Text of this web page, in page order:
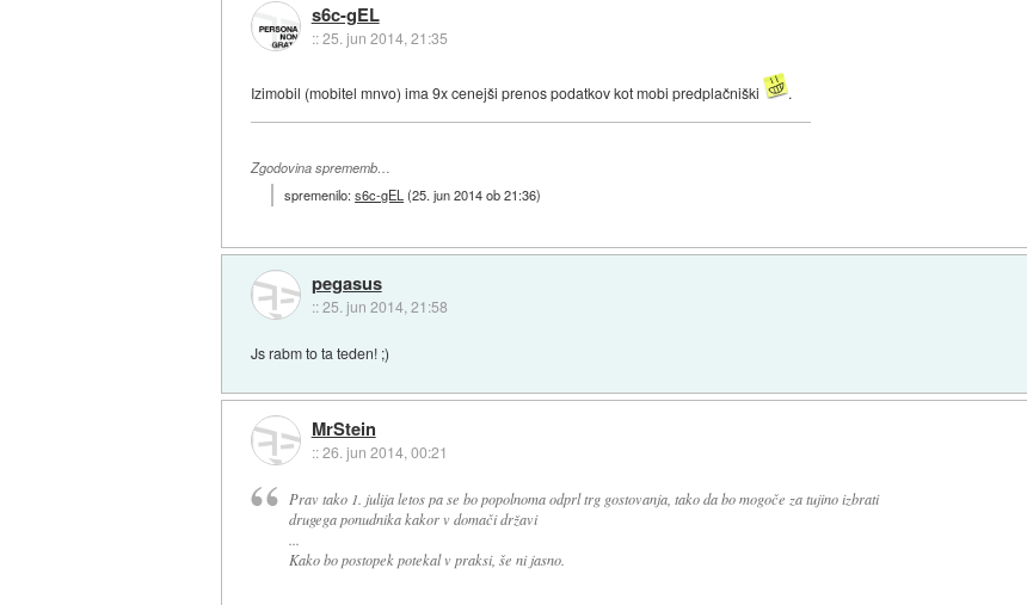
s6c-gEL
::25. jun 2014, 21:35
Izimobil (mobitel mnvo) ima 9x cenejši prenos podatkov kot mobi predplačniški .
Zgodovina sprememb…
spremenilo:s6c-gEL(25. jun 2014 ob 21:36)
pegasus
::25. jun 2014, 21:58
Js rabm to ta teden! ;)
MrStein
::26. jun 2014, 00:21
Prav tako 1. julija letos pa se bo popolnoma odprl trg gostovanja, tako da bo mogoče za tujino izbrati
drugega ponudnika kakor v domači državi
...
Kako bo postopek potekal v praksi, še ni jasno.